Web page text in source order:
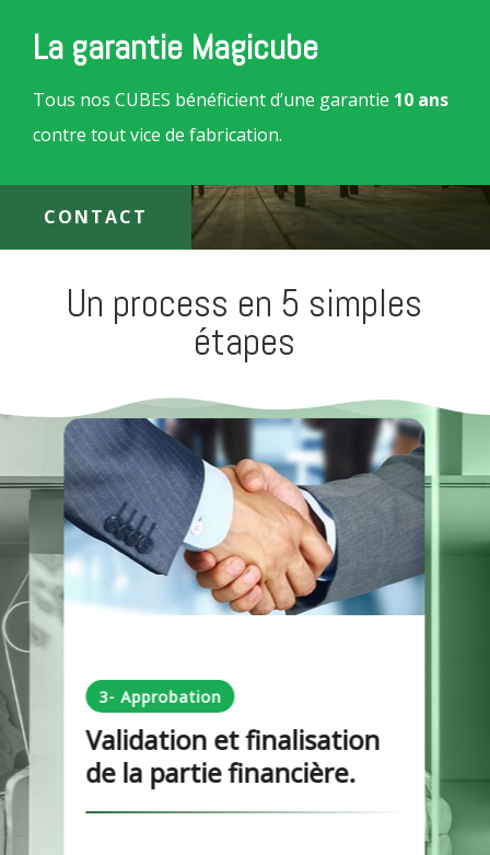
La garantie Magicube
Tous nos CUBES bénéficient d’une garantie 10 ans
contre tout vice de fabrication.
CONTACT
Un process en 5 simples
étapes
Etape 3
3- Approbation
Validation et finalisation
de la partie financière.